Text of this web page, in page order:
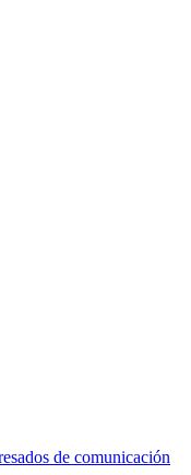
de comunicación